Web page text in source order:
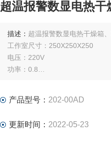
超温报警数显电热干
描述： 超温报警数显电热干燥箱
工作室尺寸：250X250X250
电压：220V
功率：0.8
产品型号： 202-00AD
更新时间： 2022-05-23